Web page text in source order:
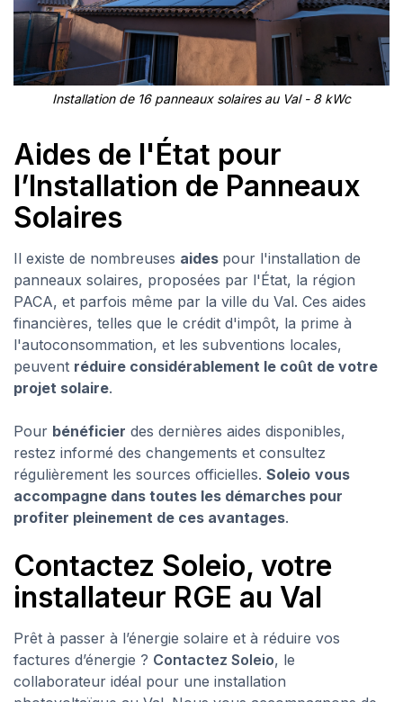
Installation de 16 panneaux solaires au Val - 8 kWc
Aides de l'État pour
l’Installation de Panneaux
Solaires
Il existe de nombreuses aides pour l'installation de
panneaux solaires, proposées par l'État, la région
PACA, et parfois même par la ville du Val. Ces aides
financières, telles que le crédit d'impôt, la prime à
l'autoconsommation, et les subventions locales,
peuvent réduire considérablement le coût de votre
projet solaire.
Pour bénéficier des dernières aides disponibles,
restez informé des changements et consultez
régulièrement les sources officielles. Soleio vous
accompagne dans toutes les démarches pour
profiter pleinement de ces avantages.
Contactez Soleio, votre
installateur RGE au Val
Prêt à passer à l’énergie solaire et à réduire vos
factures d’énergie ? Contactez Soleio, le
collaborateur idéal pour une installation